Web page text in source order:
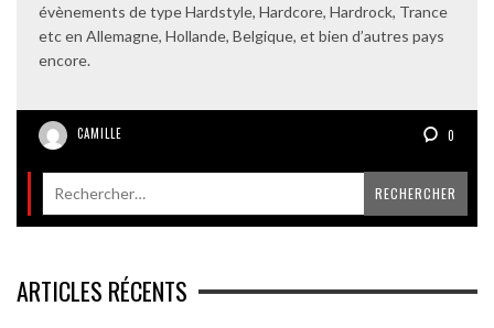
évènements de type Hardstyle, Hardcore, Hardrock, Trance
etc en Allemagne, Hollande, Belgique, et bien d’autres pays
encore.
CAMILLE 0
ARTICLES RÉCENTS